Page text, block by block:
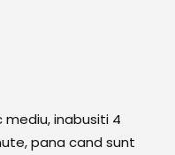
inabusiti 4
pana cand sunt